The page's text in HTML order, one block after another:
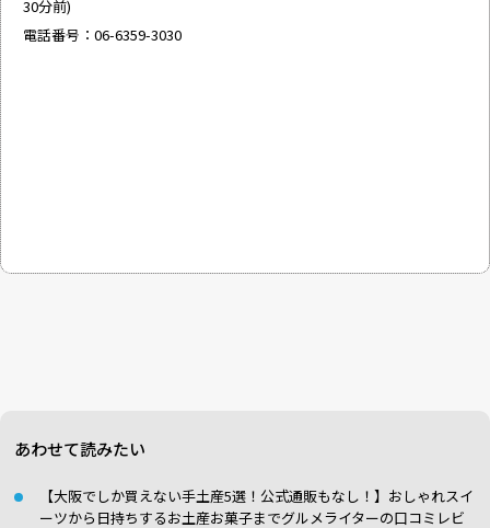
30分前)
電話番号：06-6359-3030
あわせて読みたい
【大阪でしか買えない手土産5選！公式通販もなし！】おしゃれスイ
ーツから日持ちするお土産お菓子までグルメライターの口コミレビ